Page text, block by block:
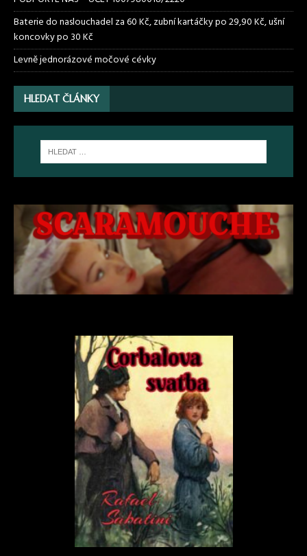
Baterie do naslouchadel za 60 Kč, zubní kartáčky po 29,90 Kč, ušní
koncovky po 30 Kč
Levně jednorázové močové cévky
HLEDAT ČLÁNKY